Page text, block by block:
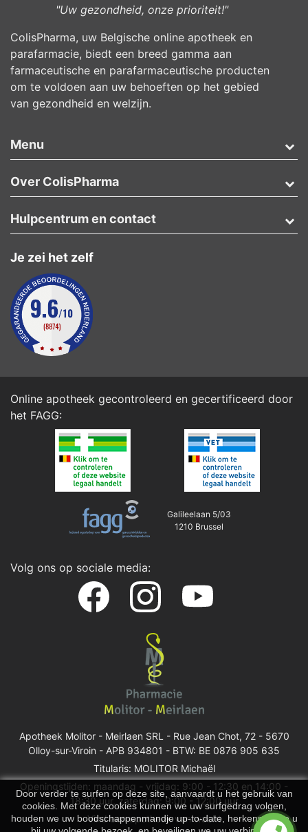
"Uw gezondheid, onze prioriteit!"
ColisPharma, uw Belgische online apotheek en
parafarmacie, biedt een breed gamma aan
farmaceutische en parafarmaceutische producten
om te voldoen aan uw behoeften op het gebied
van gezondheid en welzijn.
Menu
Over ColisPharma
Door verder te surfen op deze site, aanvaardt u het gebruik van
cookies. Met deze cookies kunnen we uw surfgedrag volgen,
houden we uw boodschappenmandje up-to-date, herkennen we u
Je zei het zelf
Hulpcentrum en contact
Online apotheek gecontroleerd en gecertificeerd door
het FAGG:
Galileelaan 5/03
1210 Brussel
Volg ons op sociale media:
Apotheek Molitor - Meirlaen SRL - Rue Jean Chot, 72 - 5670
Olloy-sur-Viroin - APB 934801 - BTW: BE 0876 905 635
Titularis: MOLITOR Michaël
Openingstijden: maandag - vrijdag: 9:00 - 12:30 en 14:00 -
18:30 uur, zaterdag: 9:00 - 12:00 uur
Vind een apotheek van wacht